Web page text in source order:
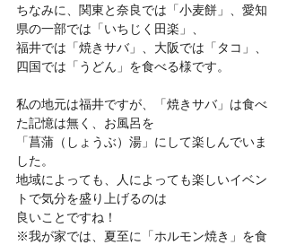
ちなみに、関東と奈良では「小麦餅」、愛知
県の一部では「いちじく田楽」、
福井では「焼きサバ」、大阪では「タコ」、
四国では「うどん」を食べる様です。
私の地元は福井ですが、「焼きサバ」は食べ
た記憶は無く、お風呂を
「菖蒲（しょうぶ）湯」にして楽しんでいま
した。
地域によっても、人によっても楽しいイベン
トで気分を盛り上げるのは
良いことですね！
※我が家では、夏至に「ホルモン焼き」を食